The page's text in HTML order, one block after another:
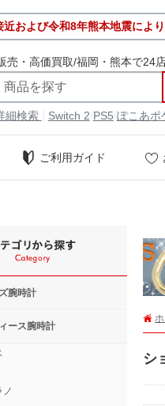
近および令和8年熊本地震によ
売・高価買取/福岡・熊本で24
細検索 Switch 2 PS5 ぽこあポ
ご利用ガイド
シ
腕時計
ース腕時計
ノ